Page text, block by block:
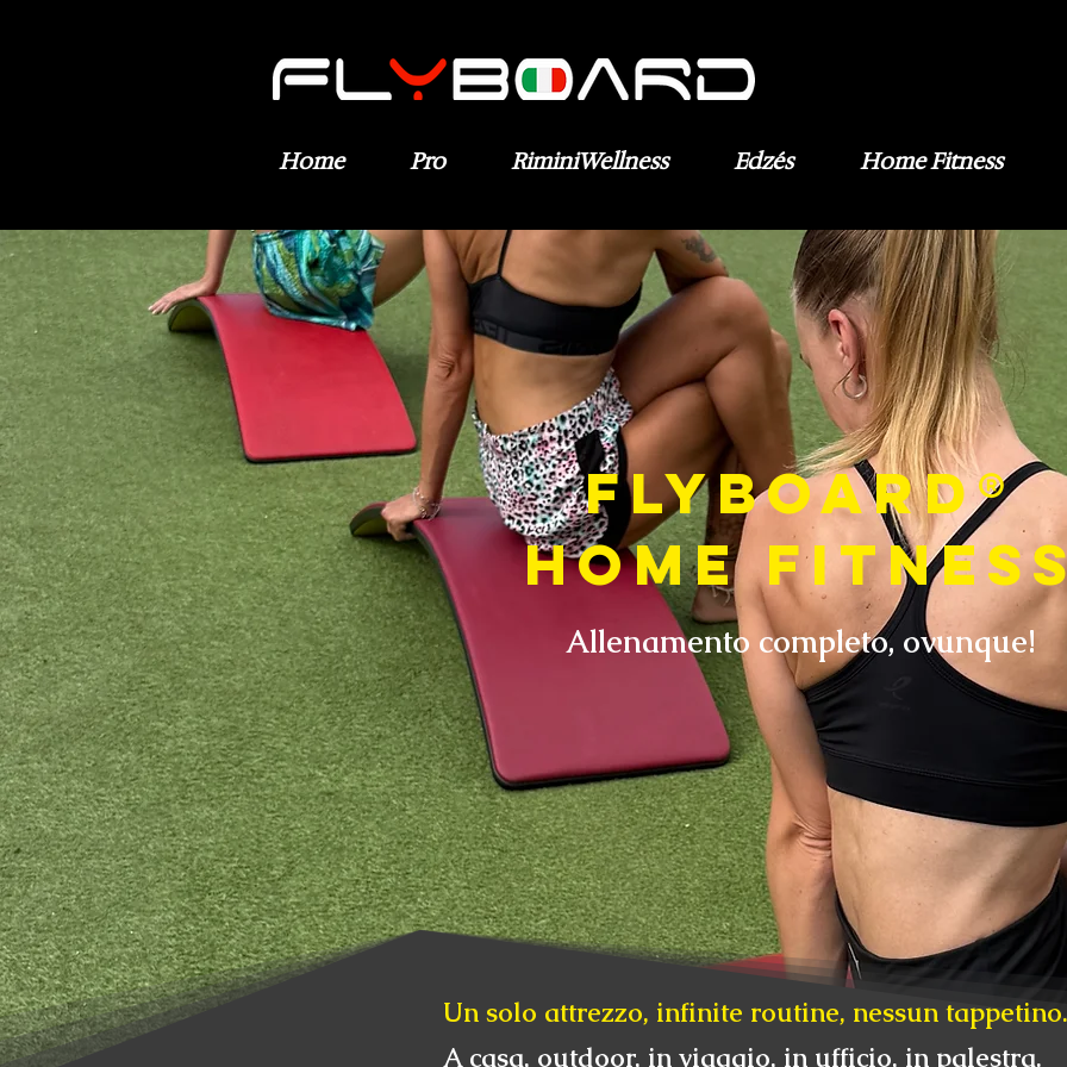
Home Pro RiminiWellness Edzés Home Fitness
FLYBOARD®
HOME
Allenamento completo, ovunque!
Un solo attrezzo, infinite routine, nessun tappetino.
A casa, outdoor, in viaggio, in ufficio, in palestra.